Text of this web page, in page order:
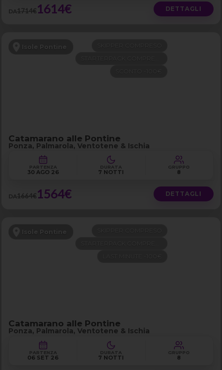
DA1714€1614€ DETTAGLI
Isole Pontine
Catamarano alle Pontine
Ponza, Palmarola, Ventotene & Ischia
PARTENZA
30 AGO 26
DURATA
7 NOTTI
GRUPPO
8
DA1664€1564€ DETTAGLI
Isole Pontine
Catamarano alle Pontine
Ponza, Palmarola, Ventotene & Ischia
PARTENZA
06 SET 26
DURATA
7 NOTTI
GRUPPO
8